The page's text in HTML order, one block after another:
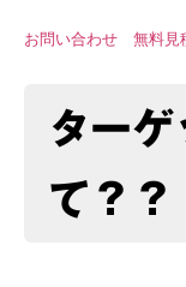
お問い合わせ 無料見
ターゲ
て？？